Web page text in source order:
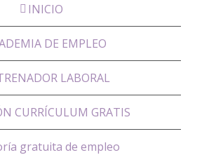
INICIO
DE EMPLEO
LABORAL
CURRÍCULUM GRATIS
gratuita de empleo